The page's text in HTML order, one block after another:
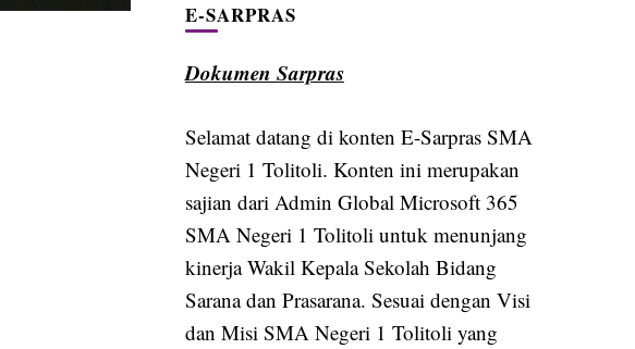
E-SARPRAS
Dokumen Sarpras
Selamat datang di konten E-Sarpras SMA
Negeri 1 Tolitoli. Konten ini merupakan
sajian dari Admin Global Microsoft 365
SMA Negeri 1 Tolitoli untuk menunjang
kinerja Wakil Kepala Sekolah Bidang
Sarana dan Prasarana. Sesuai dengan Visi
dan Misi SMA Negeri 1 Tolitoli yang